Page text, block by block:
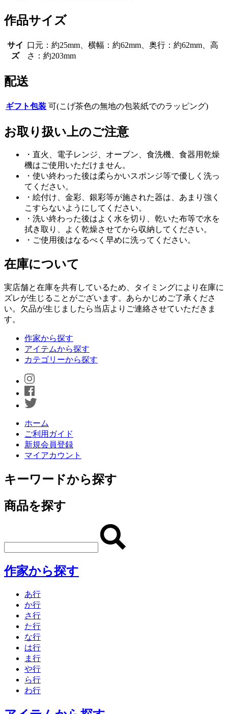
作品サイズ
サイ
ズ
口元：約25mm、横幅：約62mm、奥行：約62mm、高
さ：約203mm
配送
ギフト包装 可(こげ茶色の無地の包装紙でのラッピング)
お取り扱い上のご注意
・直火、電子レンジ、オーブン、食洗機、食器用乾燥
機はご使用いただけません。
・使い終わった後は柔らかいスポンジ等で優しく洗っ
てください。
・絵付け、金彩、銀彩等が施された器は、あまり強く
こすらないようにしてください。
・洗い終わった後はよく水を切り、乾いた布等で水を
拭き取り、よく乾燥させてから収納してください。
・ご使用後はなるべく早めに洗ってください。
在庫について
実店舗と在庫を共有しているため、タイミングにより在庫に
ズレが生じることがございます。あらかじめご了承くださ
い。欠品が生じましたら当店よりご連絡させていただきま
す。
作家から探す
アイテムから探す
カテゴリーから探す
ホーム
ご利用ガイド
新規会員登録
マイアカウント
キーワードから探す
商品を探す
作家から探す
あ行
か行
さ行
た行
な行
は行
ま行
や行
ら行
わ行